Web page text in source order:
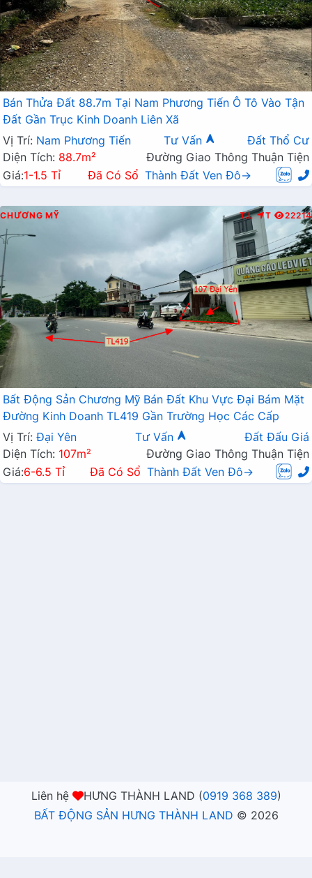
Bán Thửa Đất 88.7m Tại Nam Phương Tiến Ô Tô Vào Tận
Đất Gần Trục Kinh Doanh Liên Xã
Vị Trí: Nam Phương Tiến Tư Vấn
Đất Thổ Cư
Diện Tích: 88.7m²
Đường Giao Thông Thuận Tiện
Giá:1-1.5 Tỉ Đã Có Sổ Thành Đất Ven Đô→
CHƯƠNG MỸ T.L T 22214
Bất Động Sản Chương Mỹ Bán Đất Khu Vực Đại Bám Mặt
Đường Kinh Doanh TL419 Gần Trường Học Các Cấp
Vị Trí: Đại Yên Tư Vấn
Đất Đấu Giá
Diện Tích: 107m²
Đường Giao Thông Thuận Tiện
Giá:6-6.5 Tỉ Đã Có Sổ Thành Đất Ven Đô→
Liên hệ HƯNG THÀNH LAND (0919 368 389)
BẤT ĐỘNG SẢN HƯNG THÀNH LAND © 2026